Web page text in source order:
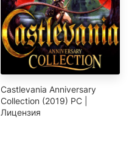
Castlevania Anniversary
Collection (2019) PC |
Лицензия